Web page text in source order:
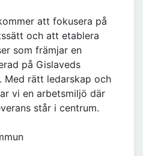
att fokusera på
och att etablera
som främjar en
på Gislaveds
Med rätt ledarskap och
vi en arbetsmiljö där
står i centrum.